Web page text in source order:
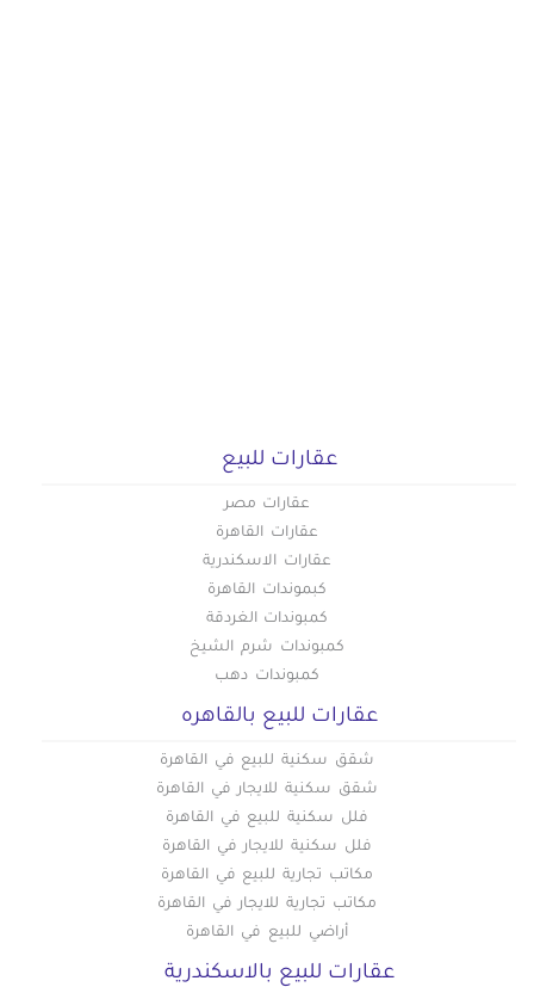
عقارات للبيع
عقارات مصر
عقارات القاهرة
عقارات الاسكندرية
كبموندات القاهرة
كمبوندات الغردقة
كمبوندات شرم الشيخ
كمبوندات دهب
عقارات للبيع بالقاهره
شقق سكنية للبيع في القاهرة
شقق سكنية للايجار في القاهرة
فلل سكنية للبيع في القاهرة
فلل سكنية للايجار في القاهرة
مكاتب تجارية للبيع في القاهرة
مكاتب تجارية للايجار في القاهرة
أراضي للبيع في القاهرة
عقارات للبيع بالاسكندرية